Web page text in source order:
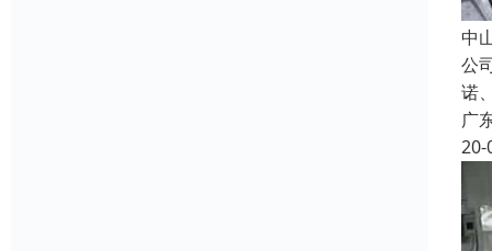
中
公
诺
广
20-